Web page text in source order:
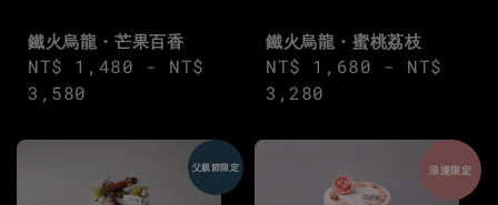
鐵火烏龍・芒果百香
Regular
price
NT$ 1,480 - NT$
3,580
鐵火烏龍・蜜桃荔枝
Regular
price
NT$ 1,680 - NT$
3,280
父親節限定 浪漫限定